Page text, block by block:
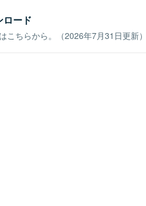
ロード
こちらから。（2026年7月31日更新）